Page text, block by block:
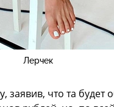
Лерчек
заявив, что та будет